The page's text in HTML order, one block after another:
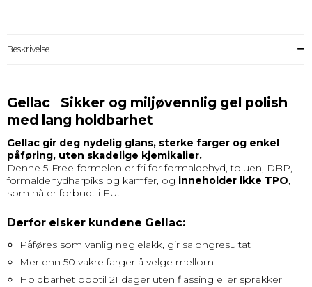
Beskrivelse
Gellac Sikker og miljøvennlig gel polish
med lang holdbarhet
Gellac gir deg nydelig glans, sterke farger og enkel
påføring, uten skadelige kjemikalier.
Denne 5-Free-formelen er fri for formaldehyd, toluen, DBP,
formaldehydharpiks og kamfer, og inneholder ikke TPO,
som nå er forbudt i EU.
Derfor elsker kundene Gellac:
Påføres som vanlig neglelakk, gir salongresultat
Mer enn 50 vakre farger å velge mellom
Holdbarhet opptil 21 dager uten flassing eller sprekker